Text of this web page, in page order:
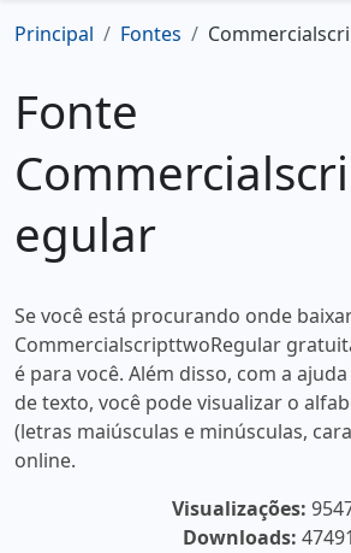
Principal Fontes
Fonte
egular
Se você está procurando onde
CommercialscripttwoRegular
é para você. Além disso, com a
de texto, você pode visualizar o
(letras maiúsculas e minúsculas,
online.
Visualizações:
Downloads: 47491